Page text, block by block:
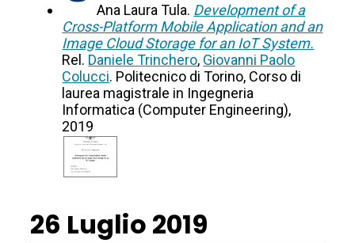
Ana Laura Tula. Development of a
Cross-Platform Mobile Application and an
Image Cloud Storage for an IoT System.
Rel. Daniele Trinchero, Giovanni Paolo
Colucci. Politecnico di Torino, Corso di
laurea magistrale in Ingegneria
Informatica (Computer Engineering),
2019
26 Luglio 2019